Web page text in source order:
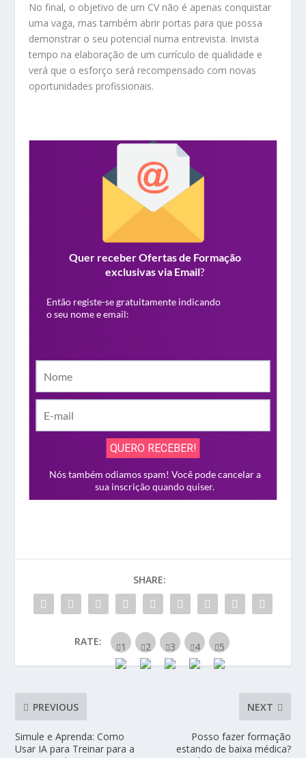
No final, o objetivo de um CV não é apenas conquistar
uma vaga, mas também abrir portas para que possa
demonstrar o seu potencial numa entrevista. Invista
tempo na elaboração de um currículo de qualidade e
verá que o esforço será recompensado com novas
oportunidades profissionais.
SHARE:
RATE:
PREVIOUS
Simule e Aprenda: Como
Usar IA para Treinar para a
NEXT
Posso fazer formação
estando de baixa médica?